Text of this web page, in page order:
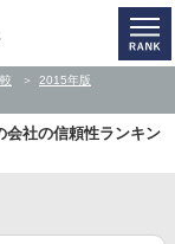
2015年版
会社の信頼性ランキン